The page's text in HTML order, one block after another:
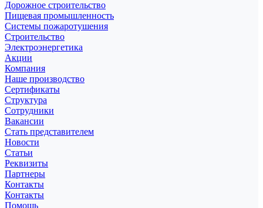
Дорожное строительство
Пищевая промышленность
Системы пожаротушения
Строительство
Электроэнергетика
Акции
Компания
Наше производство
Сертификаты
Структура
Сотрудники
Вакансии
Стать представителем
Новости
Статьи
Реквизиты
Партнеры
Контакты
Контакты
Помощь